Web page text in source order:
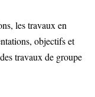
les travaux en
objectifs et
travaux de groupe